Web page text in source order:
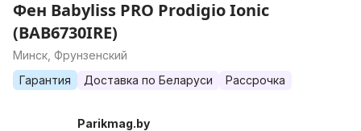
Фен Babyliss PRO Prodigio Ionic
(BAB6730IRE)
Минск, Фрунзенский
Гарантия
Доставка по Беларуси Рассрочка
Parikmag.by